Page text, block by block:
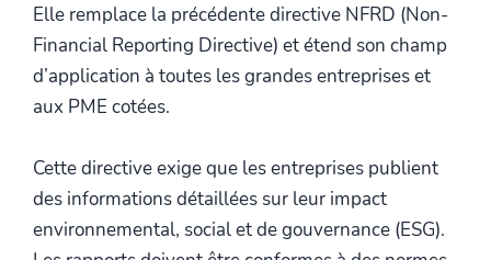
Elle remplace la précédente directive NFRD (Non-
Financial Reporting Directive) et étend son champ
d’application à toutes les grandes entreprises et
aux PME cotées.
Cette directive exige que les entreprises publient
des informations détaillées sur leur impact
environnemental, social et de gouvernance (ESG).